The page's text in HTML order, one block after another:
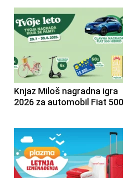
Knjaz Miloš nagradna igra
2026 za automobil Fiat 500